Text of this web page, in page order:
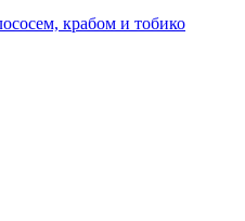
крабом и тобико